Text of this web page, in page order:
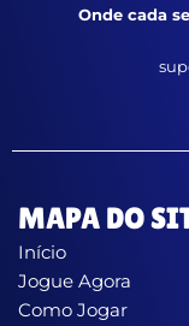
Onde cada
MAPA DO
Início
Jogue Agora
Como Jogar